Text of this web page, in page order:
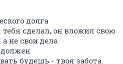
долга
сделал, он вложил свою
не свои дела
будешь - твоя забота.